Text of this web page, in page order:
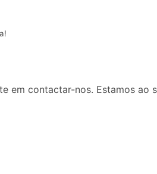
em contactar-nos. Estamos ao